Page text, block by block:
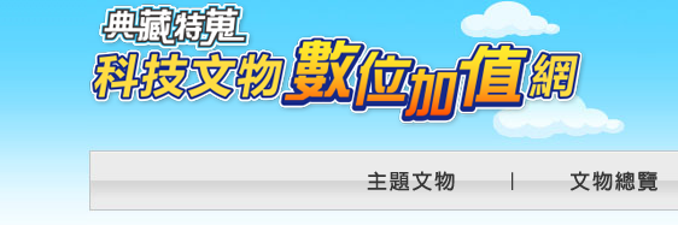
跳到主要內容區塊